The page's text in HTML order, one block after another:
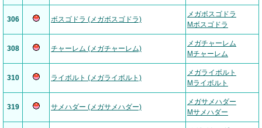
306 ボスゴドラ (メガボスゴドラ)
メガボスゴドラ
Mボスゴドラ
308 チャーレム (メガチャーレム)
メガチャーレム
Mチャーレム
310 ライボルト (メガライボルト)
メガライボルト
Mライボルト
319 サメハダー (メガサメハダー)
メガサメハダー
Mサメハダー